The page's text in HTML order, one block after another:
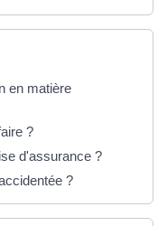
en matière
?
d'assurance ?
?